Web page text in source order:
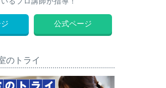
公式ページ
のトライ